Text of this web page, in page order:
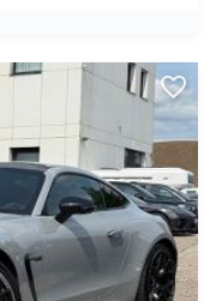
favorite_border